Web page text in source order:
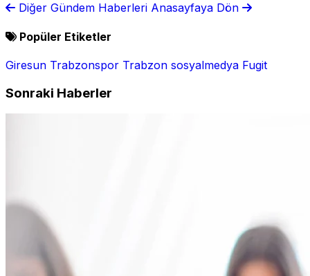
Diğer Gündem Haberleri Anasayfaya Dön
Popüler Etiketler
Giresun Trabzonspor Trabzon sosyalmedya Fugit
Sonraki Haberler